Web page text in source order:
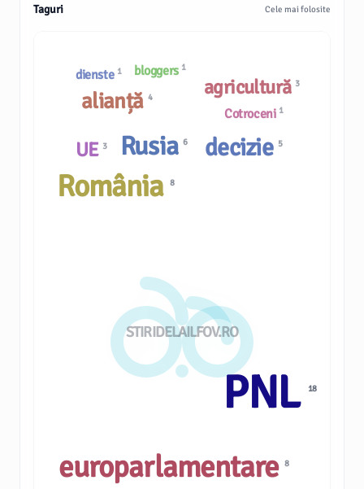
Taguri Cele mai folosite
STIRIDELAILFOV.RO
decizie 5
Cotroceni 1
europarlamentare8
bloggers 1
dienste 1
agricultură 3
Rusia6
România 8
PNL 18
UE 3
alianță 4